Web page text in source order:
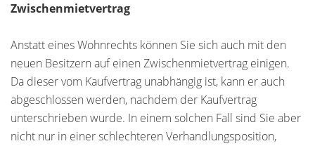
Zwischenmietvertrag
Anstatt eines Wohnrechts können Sie sich auch mit den
neuen Besitzern auf einen Zwischenmietvertrag einigen.
Da dieser vom Kaufvertrag unabhängig ist, kann er auch
abgeschlossen werden, nachdem der Kaufvertrag
unterschrieben wurde. In einem solchen Fall sind Sie aber
nicht nur in einer schlechteren Verhandlungsposition,